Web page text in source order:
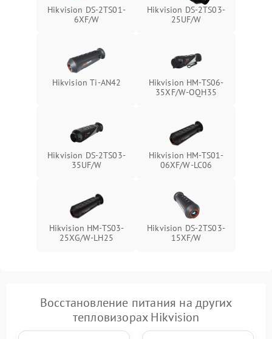
Hikvision DS-2TS01-
6XF/W
Hikvision DS-2TS03-
25UF/W
Hikvision Ti-AN42
Hikvision HM-TS06-
35XF/W-OQH35
Hikvision DS-2TS03-
35UF/W
Hikvision HM-TS01-
06XF/W-LC06
Hikvision HM-TS03-
25XG/W-LH25
Hikvision DS-2TS03-
15XF/W
Восстановление питания на других
тепловизорах Hikvision